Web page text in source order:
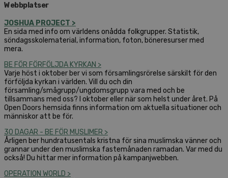
Webbplatser
JOSHUA PROJECT >
En sida med info om världens onådda folkgrupper. Statistik,
söndagsskolematerial, information, foton, böneresurser med
mera.
BE FÖR FÖRFÖLJDA KYRKAN >
Varje höst i oktober ber vi som församlingsrörelse särskilt för den
förföljda kyrkan i världen. Vill du och din
församling/smågrupp/ungdomsgrupp vara med och be
tillsammans med oss? I oktober eller när som helst under året. På
Open Doors hemsida finns information om aktuella situationer och
människor att be för.
30 DAGAR - BE FÖR MUSLIMER >
Årligen ber hundratusentals kristna för sina muslimska vänner och
grannar under den muslimska fastemånaden ramadan. Var med du
också! Du hittar mer information på kampanjwebben.
OPERATION WORLD >